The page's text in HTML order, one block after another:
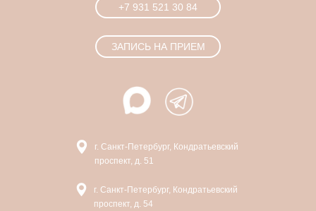
г. Санкт-Петербург, Кондратьевский
проспект, д. 51
+7 931 521 30 84
ЗАПИСЬ НА ПРИЕМ
г. Санкт-Петербург, Кондратьевский
проспект, д. 54